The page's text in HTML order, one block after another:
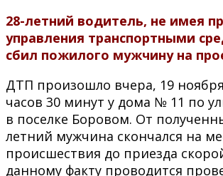
28-летний водитель, не имея
управления транспортными
сбил пожилого мужчину на
ДТП произошло вчера, 19
часов 30 минут у дома № 11 по
в поселке Боровом. От
летний мужчина скончался на
происшествия до приезда
данному факту проводится